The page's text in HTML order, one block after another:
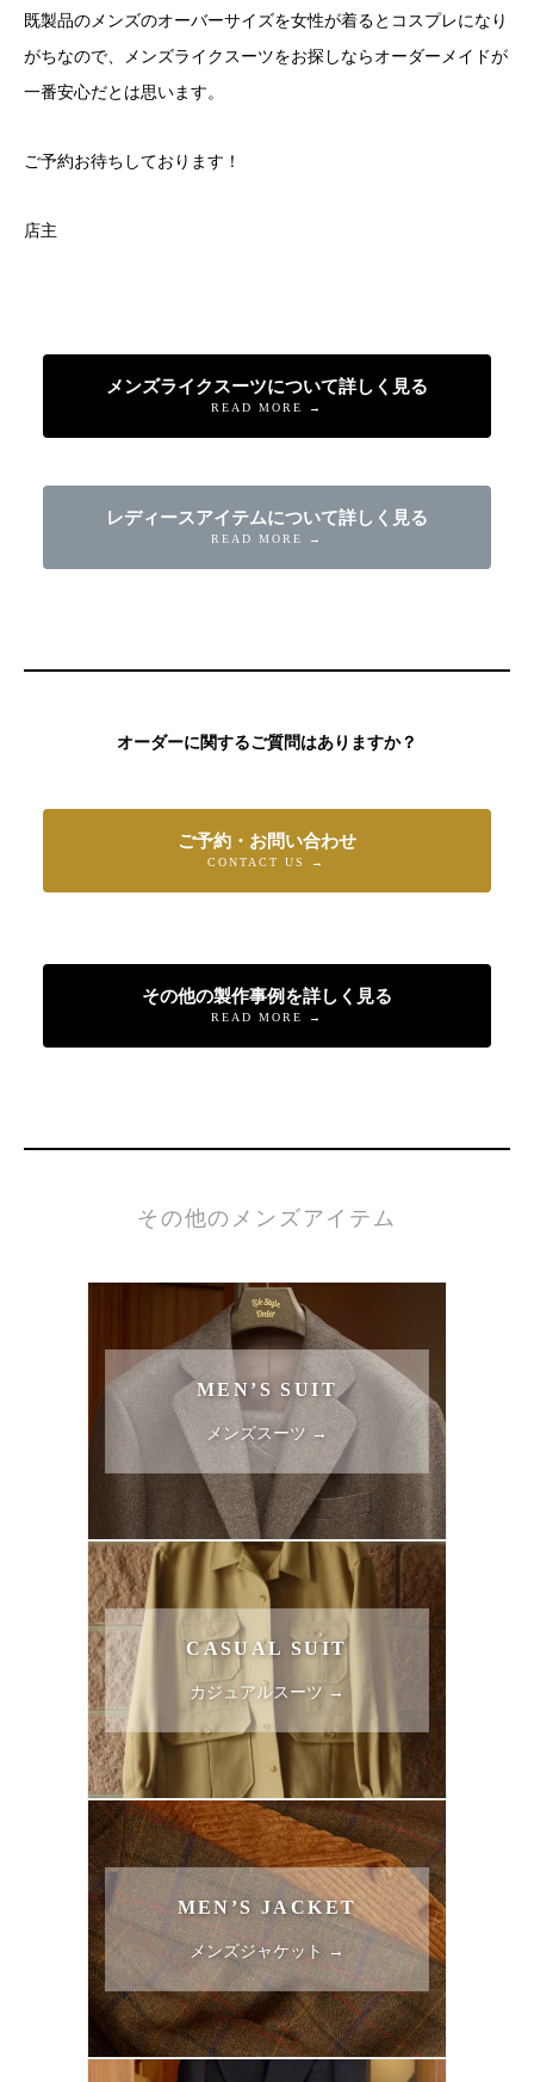
既製品のメンズのオーバーサイズを女性が着るとコスプレになり
がちなので、メンズライクスーツをお探しならオーダーメイドが
一番安心だとは思います。
ご予約お待ちしております！
店主
メンズライクスーツについて詳しく見る
READ MORE →
レディースアイテムについて詳しく見る
READ MORE →
オーダーに関するご質問はありますか？
ご予約・お問い合わせ
CONTACT US →
その他の製作事例を詳しく見る
READ MORE →
その他のメンズアイテム
MEN’S SUIT
メンズスーツ →
CASUAL SUIT
カジュアルスーツ →
MEN’S JACKET
メンズジャケット →